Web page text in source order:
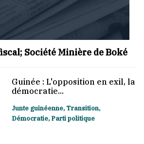
Société Minière de Boké
Guinée : L'opposition en exil, la
démocratie...
Junte guinéenne, Transition,
Démocratie, Parti politique